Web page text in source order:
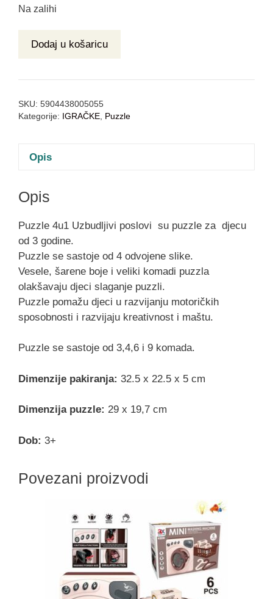
Na zalihi
Dodaj u košaricu
SKU: 5904438005055
Kategorije: IGRAČKE, Puzzle
Opis
Opis
Puzzle 4u1 Uzbudljivi poslovi su puzzle za djecu
od 3 godine.
Puzzle se sastoje od 4 odvojene slike.
Vesele, šarene boje i veliki komadi puzzla
olakšavaju djeci slaganje puzzli.
Puzzle pomažu djeci u razvijanju motoričkih
sposobnosti i razvijaju kreativnost i maštu.
Puzzle se sastoje od 3,4,6 i 9 komada.
Dimenzije pakiranja: 32.5 x 22.5 x 5 cm
Dimenzija puzzle: 29 x 19,7 cm
Dob: 3+
Povezani proizvodi